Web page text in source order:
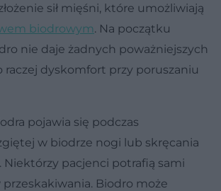
sił mięśni, które umożliwiają
biodrowym. Na początku
nie daje żadnych poważniejszych
raczej dyskomfort przy poruszaniu
pojawia się podczas
w biodrze nogi lub skręcania
Niektórzy pacjenci potrafią sami
przeskakiwania. Biodro może